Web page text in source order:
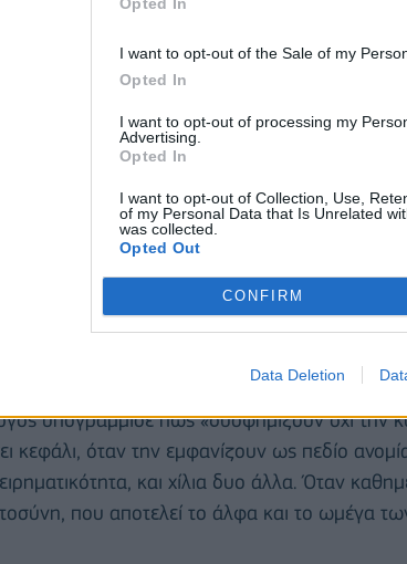
I want to opt-out of the Sale of my
Opted In
I want to opt-out of processing my
Advertising.
Opted In
I want to opt-out of Collection, Use,
of my Personal Data that Is Unrelated
was collected.
Opted Out
CONFIRM
Data Deletion
σύνολο των θεμάτων επί των οποίων η ΝΔ
υπογράμμισε πως «δυσφημίζουν όχι την
κεφάλι, όταν την εμφανίζουν ως πεδίο
και χίλια δυο άλλα. Όταν
που αποτελεί το άλφα και το ωμέγα